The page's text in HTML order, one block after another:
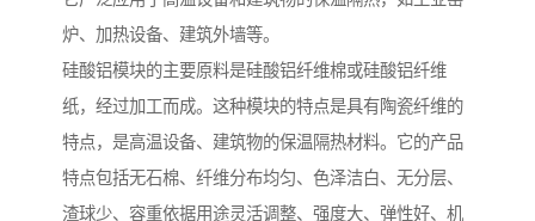
炉、加热设备、建筑外墙等。
硅酸铝模块的主要原料是硅酸铝纤维棉或硅酸铝纤维
纸，经过加工而成。这种模块的特点是具有陶瓷纤维的
特点，是高温设备、建筑物的保温隔热材料。它的产品
特点包括无石棉、纤维分布均匀、色泽洁白、无分层、
渣球少、容重依据用途灵活调整、强度大、弹性好、机